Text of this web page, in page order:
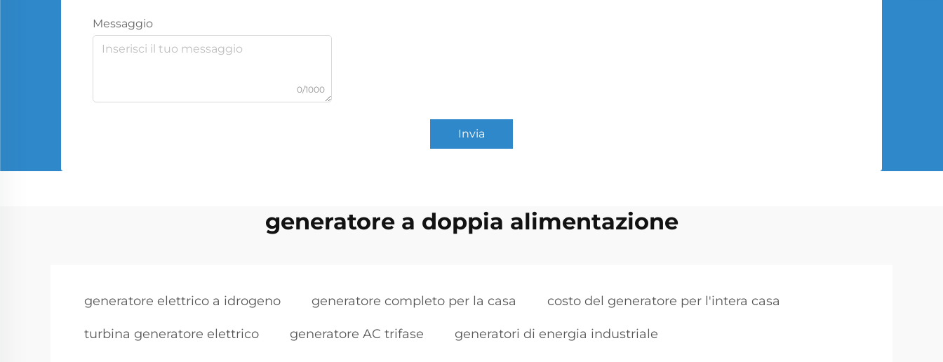
Messaggio
0/1000
Invia
generatore a doppia alimentazione
generatore elettrico a idrogeno generatore completo per la casa costo del generatore per l'intera casa
turbina generatore elettrico generatore AC trifase generatori di energia industriale